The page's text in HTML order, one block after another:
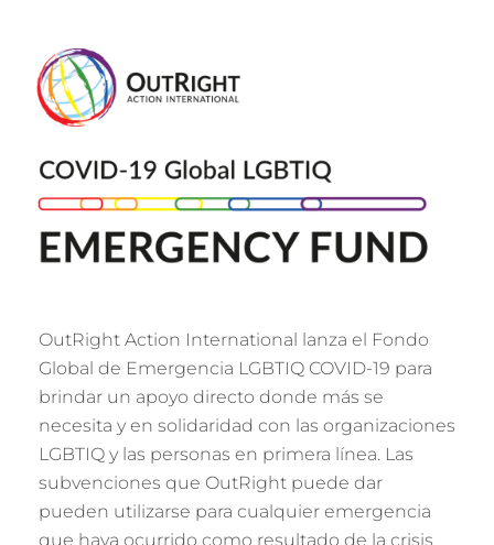
OutRight Action International lanza el Fondo
Global de Emergencia LGBTIQ COVID-19 para
brindar un apoyo directo donde más se
necesita y en solidaridad con las organizaciones
LGBTIQ y las personas en primera línea. Las
subvenciones que OutRight puede dar
pueden utilizarse para cualquier emergencia
que haya ocurrido como resultado de la crisis